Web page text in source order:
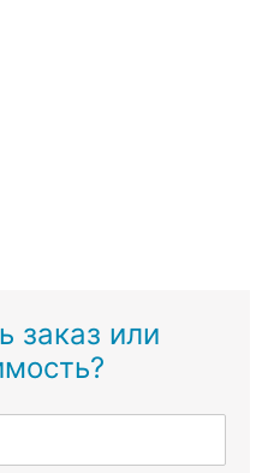
заказ или